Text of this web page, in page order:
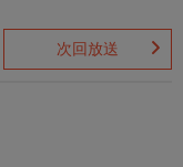
次回放送